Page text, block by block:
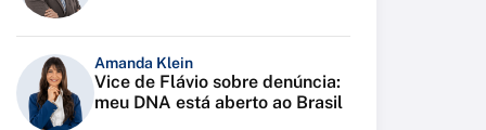
Amanda Klein
Vice de Flávio sobre denúncia:
meu DNA está aberto ao Brasil